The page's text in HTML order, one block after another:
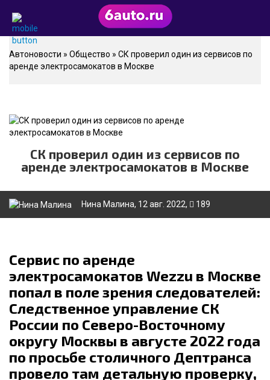
Автоновости » Общество » СК проверил один из сервисов по
аренде электросамокатов в Москве
СК проверил один из сервисов по
аренде электросамокатов в Москве
Нина Малина, 12 авг. 2022, 189
Сервис по аренде
электросамокатов Wezzu в Москве
попал в поле зрения следователей:
Следственное управление СК
России по Северо-Восточному
округу Москвы в августе 2022 года
по просьбе столичного Дептранса
провело там детальную проверку,